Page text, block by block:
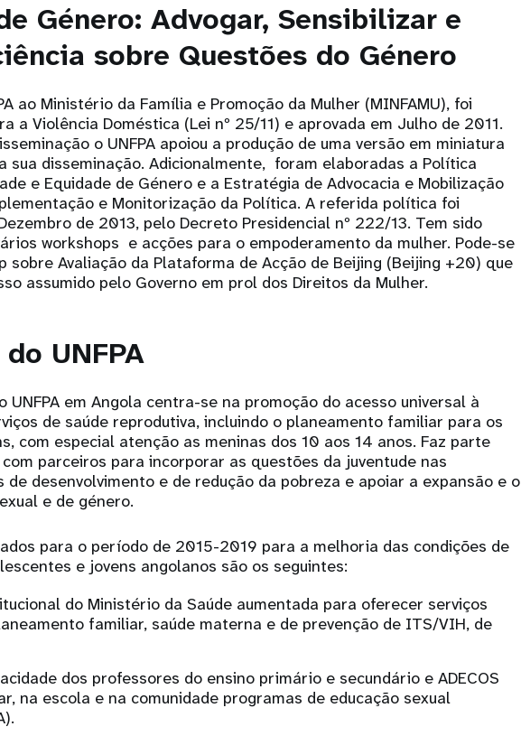
Género: Advogar, Sensibilizar e
sobre Questões do Género
ao Ministério da Família e Promoção da Mulher (MINFAMU), foi
a Violência Doméstica (Lei nº 25/11) e aprovada em Julho de 2011.
o UNFPA apoiou a produção de uma versão em miniatura
sua disseminação. Adicionalmente, foram elaboradas a Política
e Equidade de Género e a Estratégia de Advocacia e Mobilização
e Monitorização da Política. A referida política foi
de 2013, pelo Decreto Presidencial nº 222/13. Tem sido
workshops e acções para o empoderamento da mulher. Pode-se
sobre Avaliação da Plataforma de Acção de Beijing (Beijing +20) que
assumido pelo Governo em prol dos Direitos da Mulher.
UNFPA
UNFPA em Angola centra-se na promoção do acesso universal à
de saúde reprodutiva, incluindo o planeamento familiar para os
com especial atenção as meninas dos 10 aos 14 anos. Faz parte
parceiros para incorporar as questões da juventude nas
desenvolvimento e de redução da pobreza e apoiar a expansão e o
e de género.
para o período de 2015-2019 para a melhoria das condições de
e jovens angolanos são os seguintes:
do Ministério da Saúde aumentada para oferecer serviços
familiar, saúde materna e de prevenção de ITS/VIH, de
dos professores do ensino primário e secundário e ADECOS
na escola e na comunidade programas de educação sexual